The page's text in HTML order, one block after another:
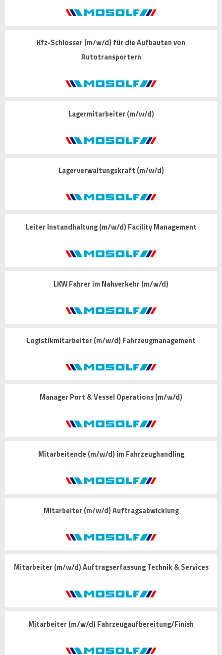
Kfz-Schlosser (m/w/d) für die Aufbauten von
Autotransportern
Lagermitarbeiter (m/w/d)
Lagerverwaltungskraft (m/w/d)
Leiter Instandhaltung (m/w/d) Facility Management
LKW Fahrer im Nahverkehr (m/w/d)
Logistikmitarbeiter (m/w/d) Fahrzeugmanagement
Manager Port & Vessel Operations (m/w/d)
Mitarbeitende (m/w/d) im Fahrzeughandling
Mitarbeiter (m/w/d) Auftragsabwicklung
Mitarbeiter (m/w/d) Auftragserfassung Technik & Services
Mitarbeiter (m/w/d) Fahrzeugaufbereitung/Finish